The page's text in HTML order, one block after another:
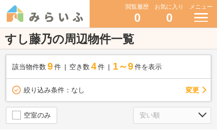
閲覧履歴
0
お気に入り
0
メニュー
すし藤乃の周辺物件一覧
該当物件数 9件 空き数 4 件 1～9 件を表示
絞り込み条件： なし 変更
空室のみ